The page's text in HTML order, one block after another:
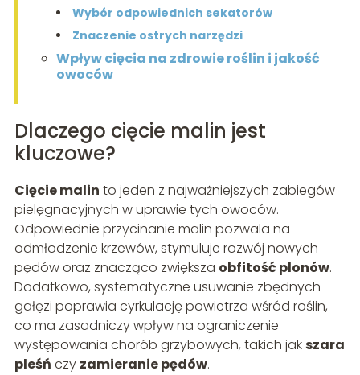
Wybór odpowiednich sekatorów
Znaczenie ostrych narzędzi
Wpływ cięcia na zdrowie roślin i jakość
owoców
Dlaczego cięcie malin jest
kluczowe?
Cięcie malin to jeden z najważniejszych zabiegów
pielęgnacyjnych w uprawie tych owoców.
Odpowiednie przycinanie malin pozwala na
odmłodzenie krzewów, stymuluje rozwój nowych
pędów oraz znacząco zwiększa obfitość plonów.
Dodatkowo, systematyczne usuwanie zbędnych
gałęzi poprawia cyrkulację powietrza wśród roślin,
co ma zasadniczy wpływ na ograniczenie
występowania chorób grzybowych, takich jakszara
pleśń czy zamieranie pędów.